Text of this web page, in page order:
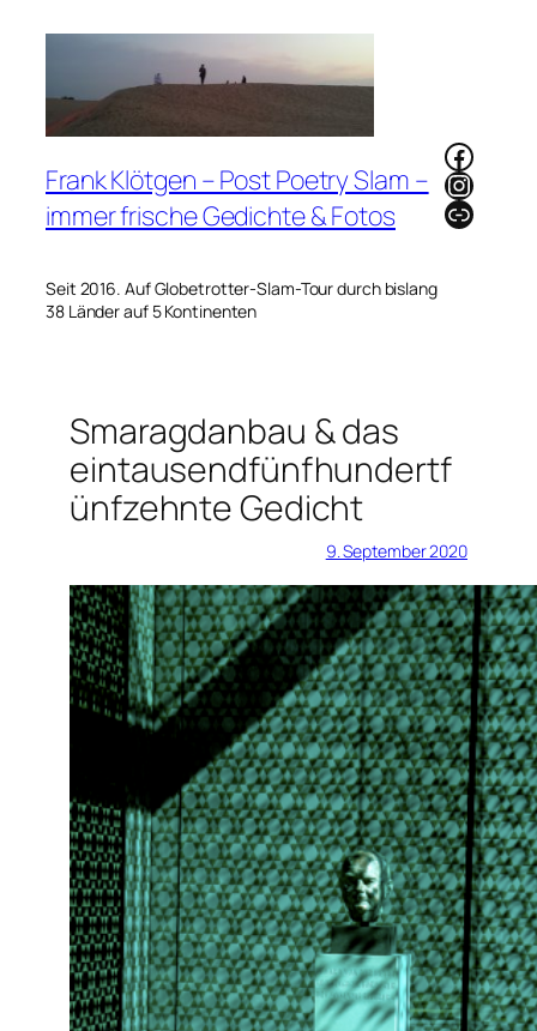
Frank Klötgen – Post Poetry Slam –
immer frische Gedichte & Fotos
Seit 2016. Auf Globetrotter-Slam-Tour durch bislang
38 Länder auf 5 Kontinenten
Link
Smaragdanbau & das
eintausendfünfhundertf
ünfzehnte Gedicht
9. September 2020